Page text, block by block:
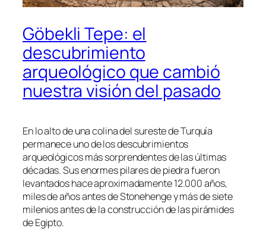
Göbekli Tepe: el
descubrimiento
arqueológico que cambió
nuestra visión del pasado
En lo alto de una colina del sureste de Turquía
permanece uno de los descubrimientos
arqueológicos más sorprendentes de las últimas
décadas. Sus enormes pilares de piedra fueron
levantados hace aproximadamente 12.000 años,
miles de años antes de Stonehenge y más de siete
milenios antes de la construcción de las pirámides
de Egipto.